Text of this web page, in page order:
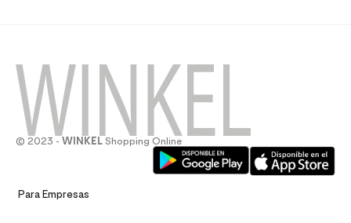
© 2023 - WINKEL Shopping Online
Para Empresas